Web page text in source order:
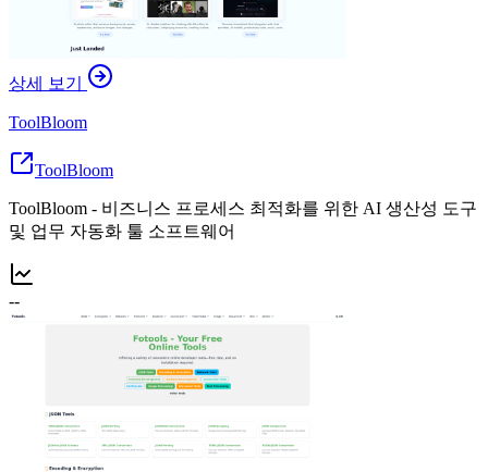
상세 보기
ToolBloom
ToolBloom
ToolBloom - 비즈니스 프로세스 최적화를 위한 AI 생산성 도구
및 업무 자동화 툴 소프트웨어
--